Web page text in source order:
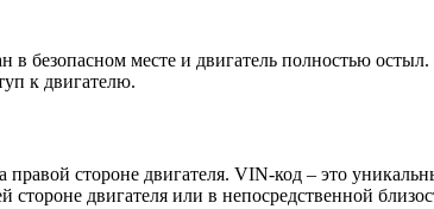
безопасном месте и двигатель полностью
к двигателю.
стороне двигателя. VIN-код – это
двигателя или в непосредственной